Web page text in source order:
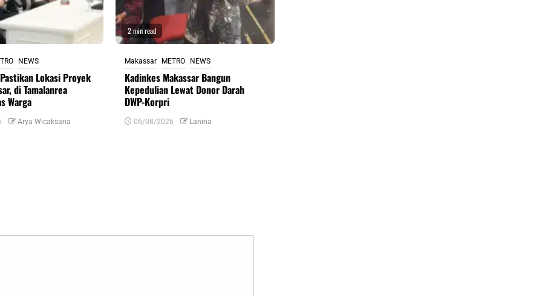
NEWS
Lokasi Proyek
di Tamalanrea
Warga
Arya Wicaksana
2 min read
Makassar METRO NEWS
Kadinkes Makassar Bangun
Kepedulian Lewat Donor Darah
DWP-Korpri
06/08/2026 Lanina